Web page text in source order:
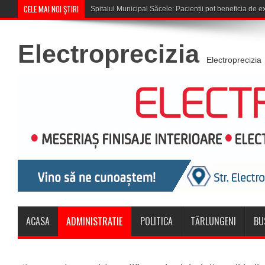
CELE MAI NOI ȘTIRI Cupa României: CSM Săcele întâl
Electroprecizia Electroprecizia
ACASA ADMINISTRATIE POLITICA TĂRLUNGENI